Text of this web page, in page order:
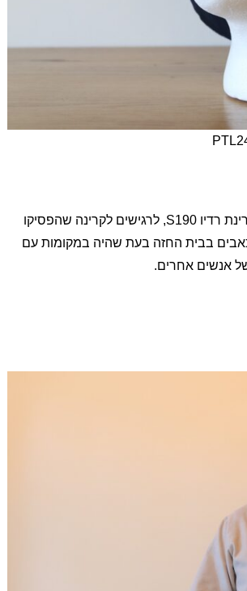
חזר למלאי – גאקט\חולצה עם שרוולים קצרים , מבד חוסם קרינת רדיו S190, לרגישים לקרינה שהפסיקו
בבית החזה בעת שהיה במקומות עם
של אנשים אחרים.